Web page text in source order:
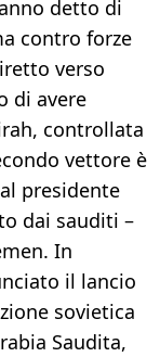
detto di
contro forze
verso
di avere
controllata
vettore è
presidente
dai sauditi –
In
il lancio
sovietica
Saudita,